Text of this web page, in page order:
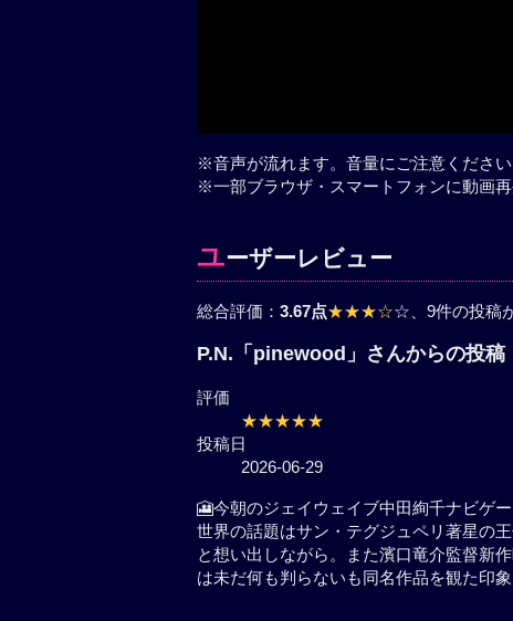
※音声が流れます。音量にご注意ください
※一部ブラウザ・スマートフォンに動画再
ユーザーレビュー
総合評価： 3.67点★★★☆☆ 、9件の投稿
P.N.「pinewood」さんからの投稿
評価
★★★★★
投稿日
2026-06-29
🎦今朝のジェイウェイブ中田絢千ナビゲ
世界の話題はサン・テグジュペリ著星の
と想い出しながら。また濱口竜介監督新
は未だ何も判らないも同名作品を観た印